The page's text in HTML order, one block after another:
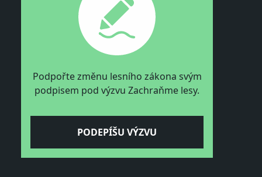
Podpořte změnu lesního zákona svým
podpisem pod výzvu Zachraňme lesy.
PODEPÍŠU VÝZVU